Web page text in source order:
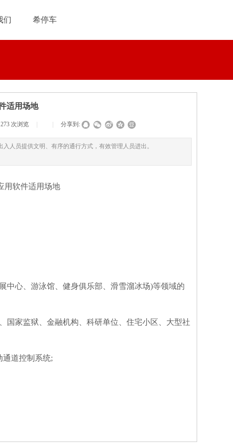
们 希停车
适用场地
次浏览 分享到:
人员提供文明、有序的通行方式，有效管理人员进出。
用软件适用场地
中心、游泳馆、健身俱乐部、滑雪溜冰场)等领域的
国家监狱、金融机构、科研单位、住宅小区、大型社
道控制系统;